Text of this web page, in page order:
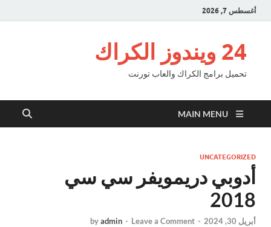
أغسطس 7, 2026
24 ويندوز الكراك
تحميل برامج الكراك والعاب تورنت
MAIN MENU
UNCATEGORIZED
أدوبي دريمويفر سي سي
2018
أبريل 30, 2024 -
byadmin - Leave a Comment